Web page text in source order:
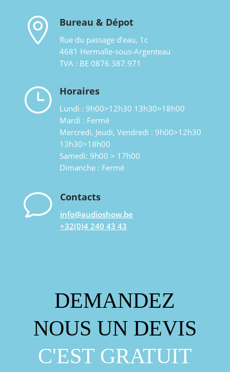
 Bureau & Dépot
Rue du passage d’eau, 1c
4681 Hermalle-sous-Argenteau
TVA : BE 0876.387.971
} Horaires
Lundi : 9h00>12h30 13h30>18h00
Mardi : Fermé
Mercredi, Jeudi, Vendredi : 9h00>12h30
13h30>18h00
Samedi: 9h00 > 17h00
Dimanche : Fermé
v Contacts
info@audioshow.be
+32(0)4 240 43 43
DEMANDEZ
NOUS UN DEVIS
C'EST GRATUIT